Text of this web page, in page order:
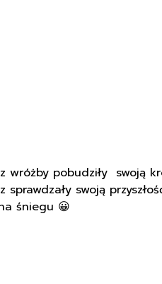
wróżby pobudziły swoją
swoją
śniegu 😀